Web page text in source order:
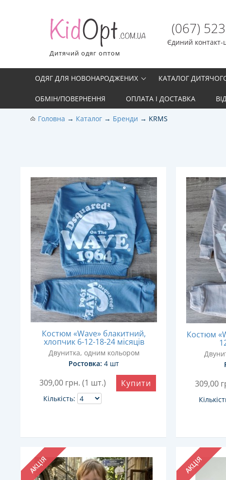
Дитячий одяг оптом
(067)
Єдиний контакт-
ОДЯГ ДЛЯ НОВОНАРОДЖЕНИХ КАТАЛОГ
ОБМІН/ПОВЕРНЕННЯ ОПЛАТА І ДОСТАВКА
Головна Каталог Бренди KRMS
Костюм «Wave» блакитний,
хлопчик 6-12-18-24 місяців
Двунитка, одним кольором
Ростовка: 4 шт
309,00 грн. (1 шт.)
Кількість:
Купити
Костюм
309,00
АКЦІЯ АКЦІЯ